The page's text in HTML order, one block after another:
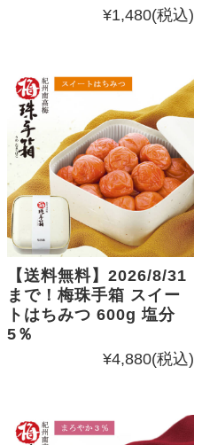
¥1,480(税込)
【送料無料】2026/8/31
まで！梅珠手箱 スイー
トはちみつ 600g 塩分
5％
¥4,880(税込)